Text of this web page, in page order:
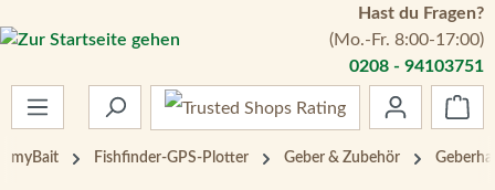
Zum Hauptinhalt springen
Hast du Fragen?
(Mo.-Fr. 8:00-17:00)
0208 - 94103751
myBait Fishfinder-GPS-Plotter Geber & Zubehör